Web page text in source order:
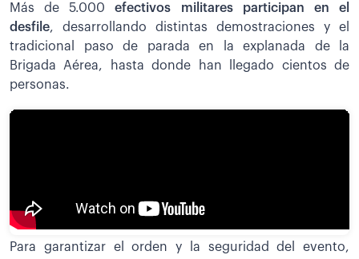
Más de 5.000 efectivos militares participan en el
desfile, desarrollando distintas demostraciones y el
tradicional paso de parada en la explanada de la
Brigada Aérea, hasta donde han llegado cientos de
personas.
Para garantizar el orden y la seguridad del evento,